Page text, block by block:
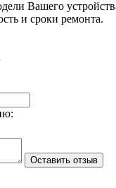
Вашего
и сроки ремонта.
Оставить отзыв